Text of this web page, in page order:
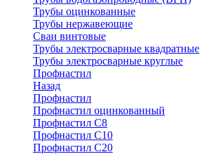
Трубы оцинкованные
Трубы нержавеющие
Сваи винтовые
Трубы электросварные квадратные
Трубы электросварные круглые
Профнастил
Назад
Профнастил
Профнастил оцинкованный
Профнастил С8
Профнастил С10
Профнастил С20